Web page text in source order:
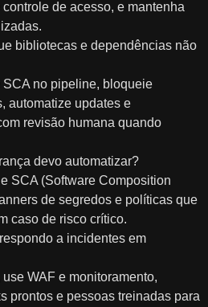
de acesso, e mantenha
bibliotecas e dependências não
SCA no pipeline, bloqueie
automatize updates e
revisão humana quando
devo automatizar?
SCA (Software Composition
de segredos e políticas que
caso de risco crítico.
a incidentes em
WAF e monitoramento,
prontos e pessoas treinadas para